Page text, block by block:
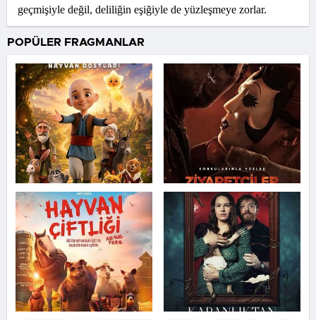
geçmişiyle değil, deliliğin eşiğiyle de yüzleşmeye zorlar.
POPÜLER FRAGMANLAR